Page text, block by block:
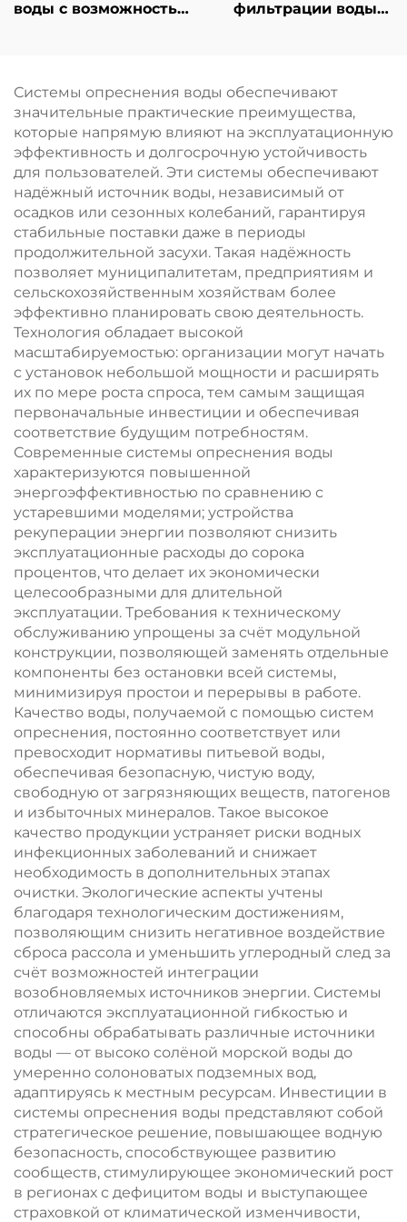
обратного осмоса
воды с возможностью
обратноосмотическая
(RO) система для
бытового и
промышленного
водоснабжения с
фильтрацией
высокой степени
чистоты
фильтрации воды
осмоса (RO),
двухступенчатая
система, 20 т/л, в
продаже
Системы опреснения воды обеспечивают
значительные практические преимущества,
которые напрямую влияют на эксплуатационную
эффективность и долгосрочную устойчивость
для пользователей. Эти системы обеспечивают
надёжный источник воды, независимый от
осадков или сезонных колебаний, гарантируя
стабильные поставки даже в периоды
продолжительной засухи. Такая надёжность
позволяет муниципалитетам, предприятиям и
сельскохозяйственным хозяйствам более
эффективно планировать свою деятельность.
Технология обладает высокой
масштабируемостью: организации могут начать
с установок небольшой мощности и расширять
их по мере роста спроса, тем самым защищая
первоначальные инвестиции и обеспечивая
соответствие будущим потребностям.
Современные системы опреснения воды
характеризуются повышенной
энергоэффективностью по сравнению с
устаревшими моделями; устройства
рекуперации энергии позволяют снизить
эксплуатационные расходы до сорока
процентов, что делает их экономически
целесообразными для длительной
эксплуатации. Требования к техническому
обслуживанию упрощены за счёт модульной
конструкции, позволяющей заменять отдельные
компоненты без остановки всей системы,
минимизируя простои и перерывы в работе.
Качество воды, получаемой с помощью систем
опреснения, постоянно соответствует или
превосходит нормативы питьевой воды,
обеспечивая безопасную, чистую воду,
свободную от загрязняющих веществ, патогенов
и избыточных минералов. Такое высокое
качество продукции устраняет риски водных
инфекционных заболеваний и снижает
необходимость в дополнительных этапах
очистки. Экологические аспекты учтены
благодаря технологическим достижениям,
позволяющим снизить негативное воздействие
сброса рассола и уменьшить углеродный след за
счёт возможностей интеграции
возобновляемых источников энергии. Системы
отличаются эксплуатационной гибкостью и
способны обрабатывать различные источники
воды — от высоко солёной морской воды до
умеренно солоноватых подземных вод,
адаптируясь к местным ресурсам. Инвестиции в
системы опреснения воды представляют собой
стратегическое решение, повышающее водную
безопасность, способствующее развитию
сообществ, стимулирующее экономический рост
в регионах с дефицитом воды и выступающее
страховкой от климатической изменчивости,